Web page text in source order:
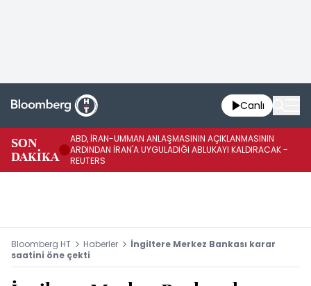
Canlı
SON
DAKİKA
ABD, İRAN-UMMAN ANLAŞMASININ AÇIKLANMASININ
ARDINDAN İRAN'A UYGULADIĞI ABLUKAYI KALDIRACAK -
REUTERS
Bloomberg HT Haberler
İngiltere Merkez Bankası karar
saatini öne çekti